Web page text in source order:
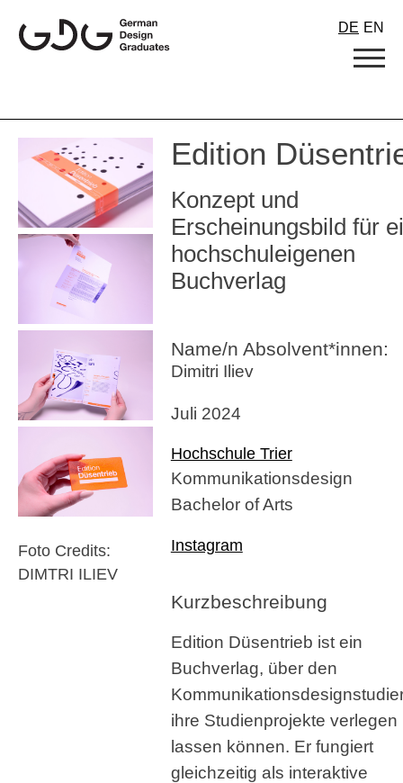
content
DE EN
Foto Credits:
DIMTRI ILIEV
Edition
Konzept und
Erscheinungsbild für
hochschuleigenen
Buchverlag
Name/n Absolvent*innen:
Dimitri Iliev
Juli 2024
Hochschule Trier
Kommunikationsdesign
Bachelor of Arts
Instagram
Kurzbeschreibung
Edition Düsentrieb ist ein
Buchverlag, über den
ihre Studienprojekte verlegen
lassen können. Er fungiert
gleichzeitig als interaktive